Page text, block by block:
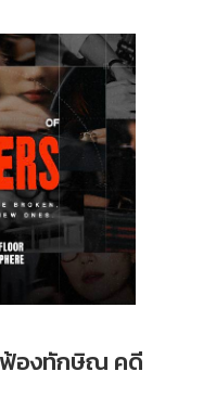
ฟ้องทักษิณ คดี